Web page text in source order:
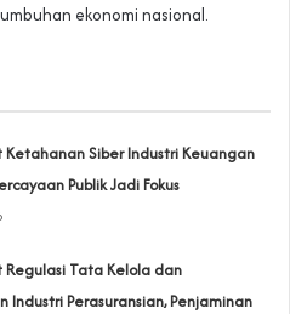
ekonomi nasional.
Ketahanan Siber Industri Keuangan
Publik Jadi Fokus
Regulasi Tata Kelola dan
Industri Perasuransian, Penjaminan